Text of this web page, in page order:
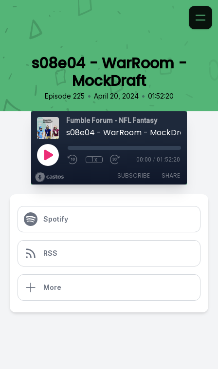
s08e04 - WarRoom -
MockDraft
Episode 225 • April 20, 2024 • 01:52:20
Fumble Forum - NFL Fantasy
s08e04 - WarRoom - MockDraft
1x 00:00 / 01:52:20
SUBSCRIBE SHARE
Spotify
RSS
More